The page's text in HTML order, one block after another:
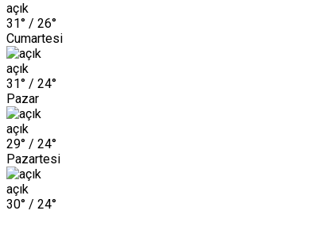
açık
31° / 26°
Cumartesi
açık
31° / 24°
Pazar
açık
29° / 24°
Pazartesi
açık
30° / 24°